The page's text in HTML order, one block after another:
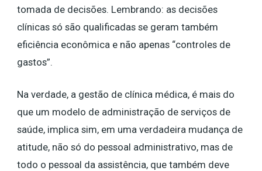
tomada de decisões. Lembrando: as decisões
clínicas só são qualificadas se geram também
eficiência econômica e não apenas “controles de
gastos”.
Na verdade, a gestão de clínica médica, é mais do
que um modelo de administração de serviços de
saúde, implica sim, em uma verdadeira mudança de
atitude, não só do pessoal administrativo, mas de
todo o pessoal da assistência, que também deve